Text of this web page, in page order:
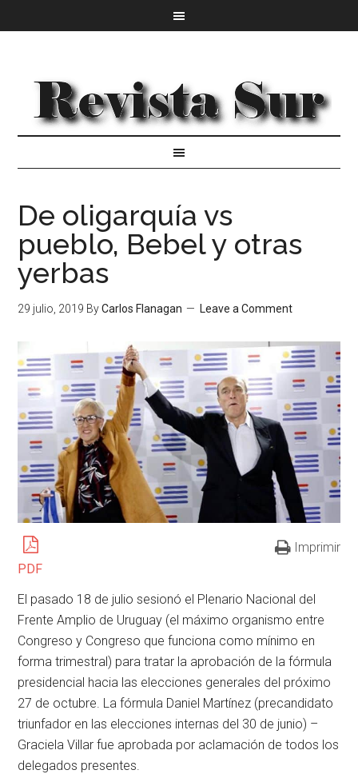
De oligarquía vs
pueblo, Bebel y otras
yerbas
29 julio, 2019 ByCarlos Flanagan Leave a Comment
PDF
Imprimir
El pasado 18 de julio sesionó el Plenario Nacional del
Frente Amplio de Uruguay (el máximo organismo entre
Congreso y Congreso que funciona como mínimo en
forma trimestral) para tratar la aprobación de la fórmula
presidencial hacia las elecciones generales del próximo
27 de octubre. La fórmula Daniel Martínez (precandidato
triunfador en las elecciones internas del 30 de junio) –
Graciela Villar fue aprobada por aclamación de todos los
delegados presentes.